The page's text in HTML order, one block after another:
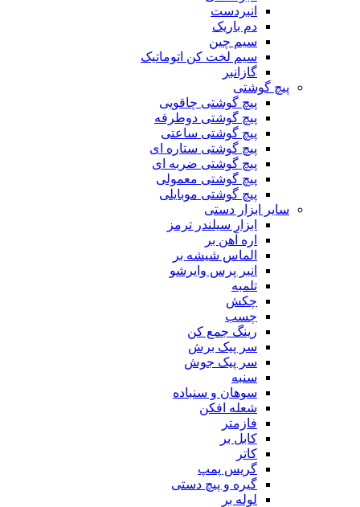
انبردست
دم باریک
سیم چین
سیم لخت کن اتوماتیک
گازانبر
پیچ گوشتی
پیچ گوشتی چاقویی
پیچ گوشتی دوطرفه
پیچ گوشتی ساعتی
پیچ گوشتی ستاره ای
پیچ گوشتی ضربه ای
پیچ گوشتی معمولی
پیچ گوشتی موبایلی
سایر ابزار دستی
ابزار سیلندر ترمز
اره آهن بر
الماس شیشه بر
انبر پرس وایرشو
تلمبه
چکش
چسب
رینگ جمع کن
سر پیک برش
سر پیک جوش
سنبه
سوهان و سنباده
شعله افکن
فازمتر
کابل بر
کاتر
گریس پمپ
گیره و پیچ دستی
لوله بر